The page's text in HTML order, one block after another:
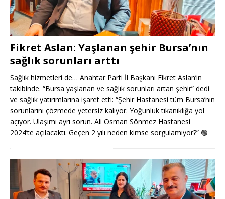
Fikret Aslan: Yaşlanan şehir Bursa’nın
sağlık sorunları arttı
Sağlık hizmetleri de… Anahtar Parti İl Başkanı Fikret Aslan’ın
takibinde. “Bursa yaşlanan ve sağlık sorunları artan şehir” dedi
ve sağlık yatırımlarına işaret etti: “Şehir Hastanesi tüm Bursa’nın
sorunlarını çözmede yetersiz kalıyor. Yoğunluk tıkanıklığa yol
açıyor. Ulaşımı ayrı sorun. Ali Osman Sönmez Hastanesi
2024’te açılacaktı. Geçen 2 yılı neden kimse sorgulamıyor?” 🟢